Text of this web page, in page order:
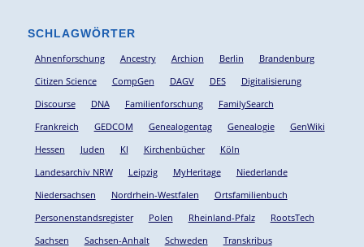
SCHLAGWÖRTER
Ahnenforschung Ancestry Archion Berlin
Brandenburg
Citizen Science
CompGen DAGV DES
Digitalisierung
Discourse
DNA Familienforschung
FamilySearch
Frankreich
GEDCOM Genealogentag Genealogie
GenWiki
Hessen
Juden KI Kirchenbücher
Köln
Landesarchiv NRW
Leipzig MyHeritage
Niederlande
Niedersachsen
Nordrhein-Westfalen
Ortsfamilienbuch
Personenstandsregister
Polen Rheinland-Pfalz
RootsTech
Sachsen
Sachsen-Anhalt Schweden
Transkribus